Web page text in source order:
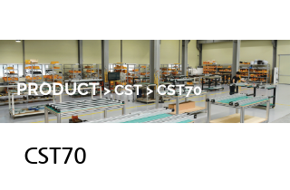
PRODUCT> CST > CST70
CST70